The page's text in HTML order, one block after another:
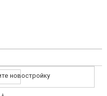
новостройку